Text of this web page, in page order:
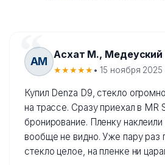
АМ
Асхат М., Медеуский
★★★★★• 15 ноября 2025
Купил Denza D9, стекло
на трассе. Сразу приехал в MR
бронирование. Пленку
вообще не видно. Уже пару раз
стекло целое, на пленке ни